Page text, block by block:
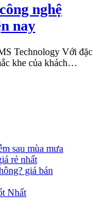
nghệ
nay
Technology Với đặc
khe của khách…
sau mùa mưa
rẻ nhất
giá bán
Nhất